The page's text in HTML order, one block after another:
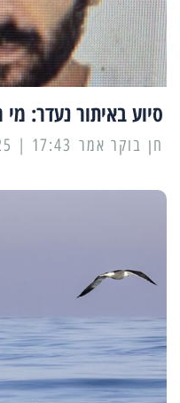
סיוע באיתור נעדר:
17:43 | 30/03/2025